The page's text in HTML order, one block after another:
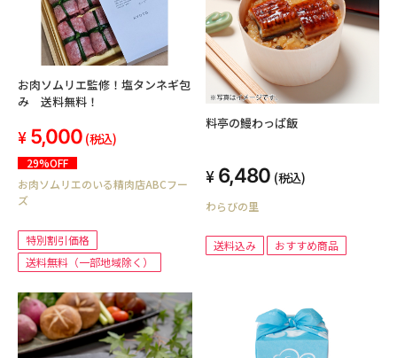
お肉ソムリエ監修！塩タンネギ包
み 送料無料！
5,000 (税込)
29%OFF
お肉ソムリエのいる精肉店ABCフー
ズ
特別割引価格
送料無料（一部地域除く）
料亭の鰻わっぱ飯
6,480 (税込)
わらびの里
送料込み おすすめ商品